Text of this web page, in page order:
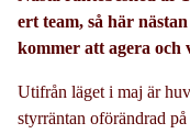
ert team, så här
kommer att agera och
Utifrån läget i maj är
styrräntan oförändrad